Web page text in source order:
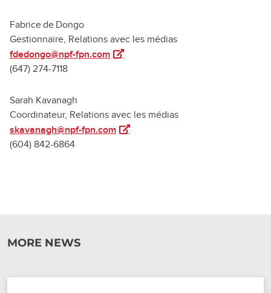
Fabrice de Dongo
Gestionnaire, Relations avec les médias
fdedongo@npf-fpn.com (ouvre dans un nouvel onglet)
(647) 274-7118
Sarah Kavanagh
Coordinateur, Relations avec les médias
skavanagh@npf-fpn.com (ouvre dans un nouvel onglet)
(604) 842-6864
MORE NEWS